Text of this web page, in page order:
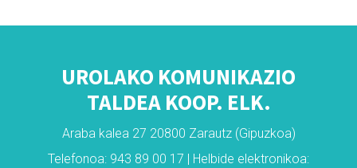
UROLAKO KOMUNIKAZIO
TALDEA KOOP. ELK.
Araba kalea 27 20800 Zarautz (Gipuzkoa)
Telefonoa: 943 89 00 17 | Helbide elektronikoa: